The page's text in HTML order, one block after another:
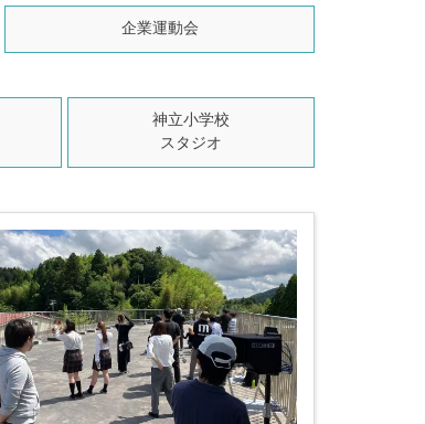
企業運動会
神立小学校
スタジオ